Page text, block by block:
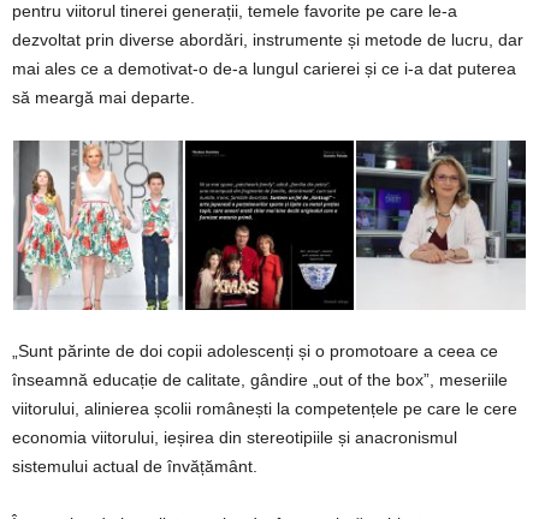
pentru viitorul tinerei generații, temele favorite pe care le-a
dezvoltat prin diverse abordări, instrumente și metode de lucru, dar
mai ales ce a demotivat-o de-a lungul carierei și ce i-a dat puterea
să meargă mai departe.
„Sunt părinte de doi copii adolescenți și o promotoare a ceea ce
înseamnă educație de calitate, gândire „out of the box”, meseriile
viitorului, alinierea școlii românești la competențele pe care le cere
economia viitorului, ieșirea din stereotipiile și anacronismul
sistemului actual de învățământ.